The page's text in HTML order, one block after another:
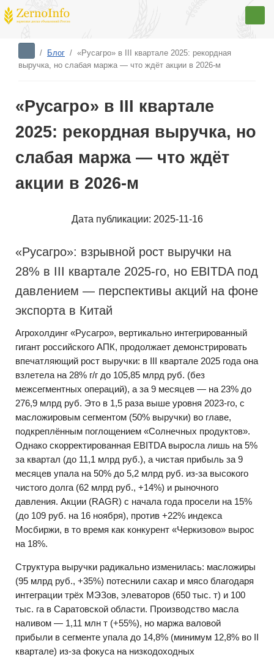
/ Блог / «Русагро» в III квартале 2025: рекордная
выручка, но слабая маржа — что ждёт акции в 2026-м
«Русагро» в III квартале
2025: рекордная выручка, но
слабая маржа — что ждёт
акции в 2026-м
Дата публикации: 2025-11-16
«Русагро»: взрывной рост выручки на
28% в III квартале 2025-го, но EBITDA под
давлением — перспективы акций на фоне
экспорта в Китай
Агрохолдинг «Русагро», вертикально интегрированный
гигант российского АПК, продолжает демонстрировать
впечатляющий рост выручки: в III квартале 2025 года она
взлетела на 28% г/г до 105,85 млрд руб. (без
межсегментных операций), а за 9 месяцев — на 23% до
276,9 млрд руб. Это в 1,5 раза выше уровня 2023-го, с
масложировым сегментом (50% выручки) во главе,
подкреплённым поглощением «Солнечных продуктов».
Однако скорректированная EBITDA выросла лишь на 5%
за квартал (до 11,1 млрд руб.), а чистая прибыль за 9
месяцев упала на 50% до 5,2 млрд руб. из-за высокого
чистого долга (62 млрд руб., +14%) и рыночного
давления. Акции (RAGR) с начала года просели на 15%
(до 109 руб. на 16 ноября), против +22% индекса
Мосбиржи, в то время как конкурент «Черкизово» вырос
на 18%.
Структура выручки радикально изменилась: масложиры
(95 млрд руб., +35%) потеснили сахар и мясо благодаря
интеграции трёх МЭЗов, элеваторов (650 тыс. т) и 100
тыс. га в Саратовской области. Производство масла
наливом — 1,11 млн т (+55%), но маржа валовой
прибыли в сегменте упала до 14,8% (минимум 12,8% во II
квартале) из-за фокуса на низкодоходных